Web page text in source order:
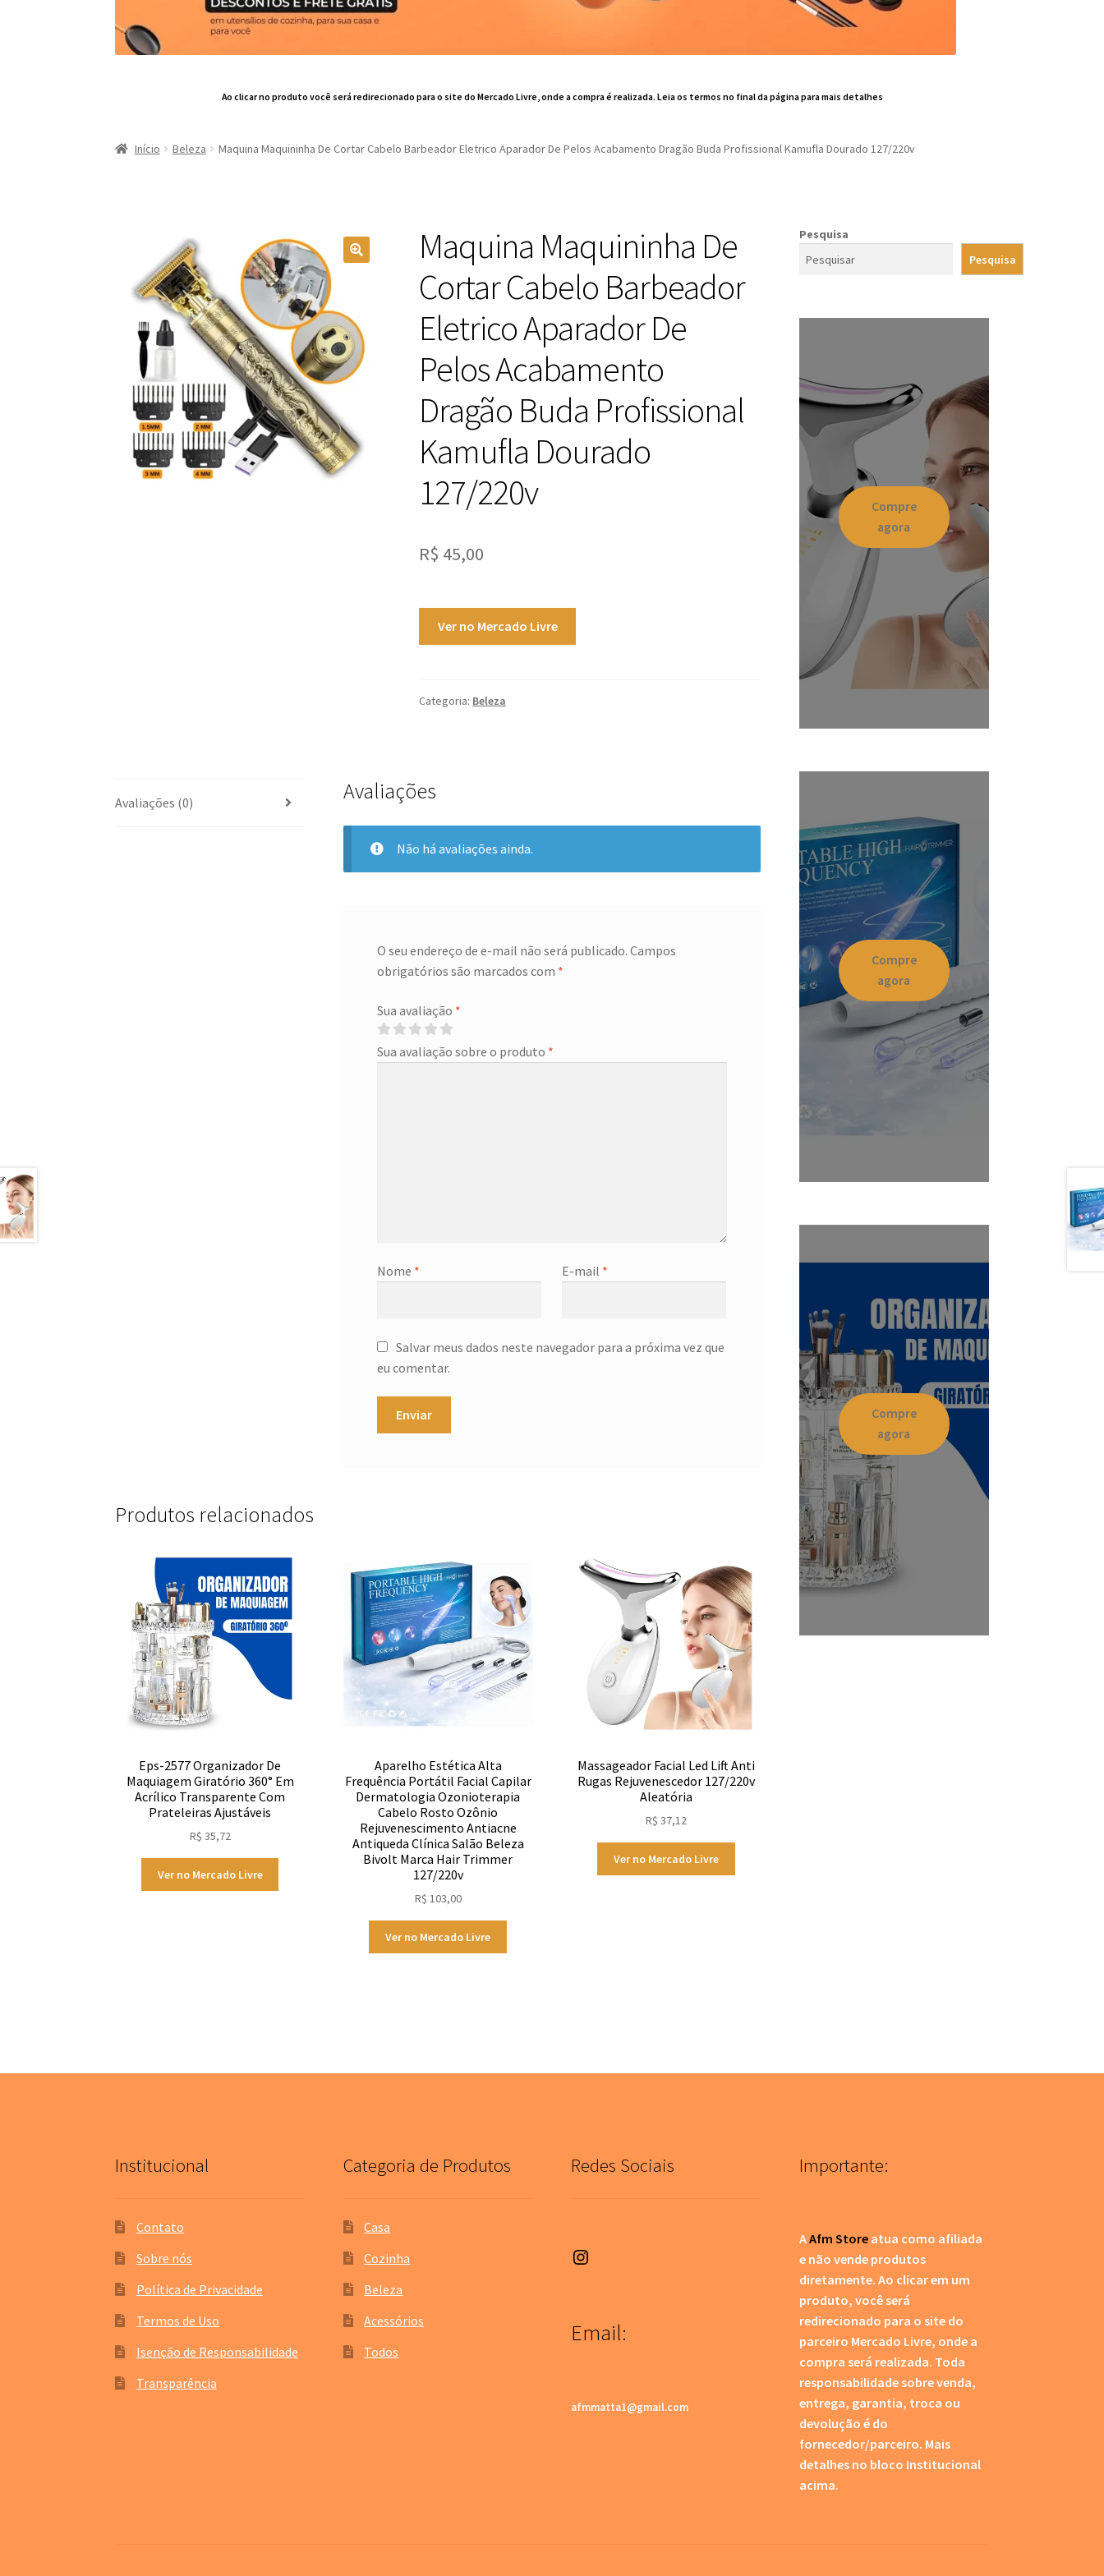
Ao clicar no produto você será redirecionado para o site do Mercado Livre, onde a compra é realizada. Leia os termos no final da página para mais detalhes
Início Beleza Maquina Maquininha De Cortar Cabelo Barbeador Eletrico Aparador De Pelos Acabamento Dragão Buda Profissional Kamufla Dourado 127/220v
Maquina Maquininha De
Cortar Cabelo Barbeador
Eletrico Aparador De
Pelos Acabamento
Dragão Buda Profissional
Kamufla Dourado
127/220v
R$ 45,00
Ver no Mercado Livre
Categoria: Beleza
Avaliações (0) Avaliações
Não há avaliações ainda.
O seu endereço de e-mail não será publicado. Campos
obrigatórios são marcados com *
Sua avaliação *
Sua avaliação sobre o produto *
Nome * E-mail *
Salvar meus dados neste navegador para a próxima vez que
eu comentar.
Produtos relacionados
Eps-2577 Organizador De
Maquiagem Giratório 360° Em
Acrílico Transparente Com
Prateleiras Ajustáveis
R$ 35,72
Ver no Mercado Livre
Aparelho Estética Alta
Frequência Portátil Facial Capilar
Dermatologia Ozonioterapia
Cabelo Rosto Ozônio
Rejuvenescimento Antiacne
Antiqueda Clínica Salão Beleza
Bivolt Marca Hair Trimmer
127/220v
R$ 103,00
Ver no Mercado Livre
Massageador Facial Led Lift Anti
Rugas Rejuvenescedor 127/220v
Aleatória
R$ 37,12
Ver no Mercado Livre
Pesquisa
Pesquisa
Compre
agora
Compre
agora
Compre
agora
Institucional
Contato
Sobre nós
Política de Privacidade
Termos de Uso
Isenção de Responsabilidade
Transparência
Categoria de Produtos
Casa
Cozinha
Beleza
Acessórios
Todos
Redes Sociais
Instagram
Email:
afmmatta1@gmail.com
Importante:
AAfm Store atua como afiliada
e não vende produtos
diretamente. Ao clicar em um
produto, você será
redirecionado para o site do
parceiro Mercado Livre, onde a
compra será realizada. Toda
responsabilidade sobre venda,
entrega, garantia, troca ou
devolução é do
fornecedor/parceiro. Mais
detalhes no bloco Institucional
acima.